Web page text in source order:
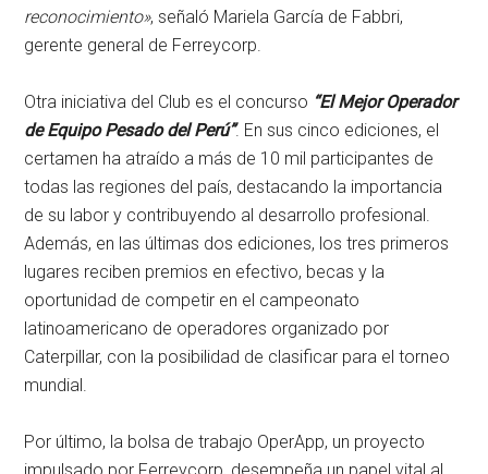
reconocimiento», señaló Mariela García de Fabbri,
gerente general de Ferreycorp.
Otra iniciativa del Club es el concurso “El Mejor Operador
de Equipo Pesado del Perú”. En sus cinco ediciones, el
certamen ha atraído a más de 10 mil participantes de
todas las regiones del país, destacando la importancia
de su labor y contribuyendo al desarrollo profesional.
Además, en las últimas dos ediciones, los tres primeros
lugares reciben premios en efectivo, becas y la
oportunidad de competir en el campeonato
latinoamericano de operadores organizado por
Caterpillar, con la posibilidad de clasificar para el torneo
mundial.
Por último, la bolsa de trabajo OperApp, un proyecto